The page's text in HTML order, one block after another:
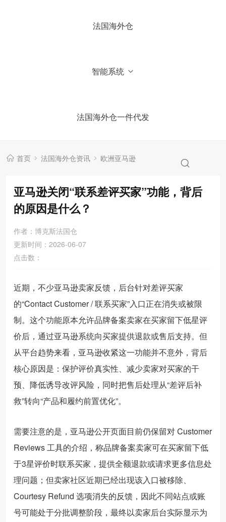
法国海外仓
智能系统
法国海外仓一件代发
首页 法国海外仓资讯 欧洲亚马逊
亚马逊关闭“联系差评买家”功能，背后
的原因是什么？
作者：博克斯法国仓
更新时间：2026-06-07
点击数：
近期，不少亚马逊卖家反馈，后台针对差评买家
的“Contact Customer / 联系买家”入口正在消失或被限
制。这个功能原本允许品牌备案卖家在买家留下低星评
价后，通过亚马逊系统向买家提供退款或售后支持。但
从平台趋势来看，亚马逊收紧这一功能并不意外，背后
核心原因是：保护评价真实性、减少卖家对买家的干
预、降低诱导改评风险，同时把售后处理从“差评后补
救”转向“产品和履约前置优化”。
需要注意的是，亚马逊公开页面目前仍保留对 Customer
Reviews 工具的介绍，称品牌备案卖家可在买家留下低
于3星评价时联系买家，提供全额退款或请求更多信息处
理问题；但卖家社区近期已经出现该入口被移除、
Courtesy Refund 选项消失的反馈，因此不同站点或账
号可能处于分批调整阶段，最终以卖家后台实际显示为